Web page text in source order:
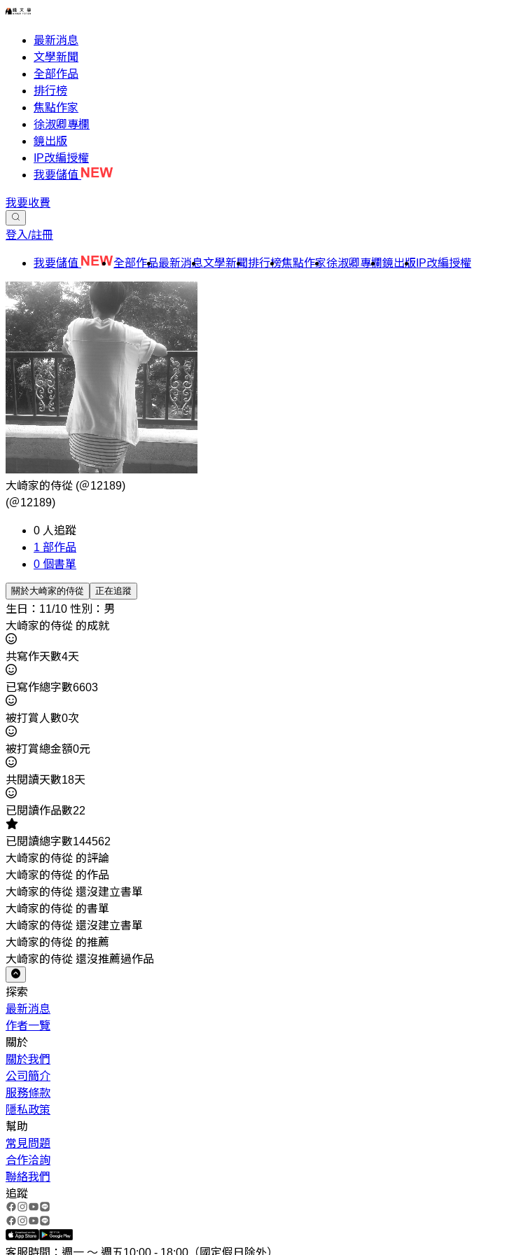
最新消息
文學新聞
全部作品
排行榜
焦點作家
徐淑卿專欄
鏡出版
IP改編授權
我要儲值
我要收費
登入/註冊
我要儲值 全部作品最新消息文學新聞排行榜焦點作家徐淑卿專欄鏡出版 IP改編授權
大崎家的侍從 (＠12189)
(＠12189)
0 人追蹤
1 部作品
0 個書單
關於大崎家的侍從 正在追蹤
生日：11/10 性別：男
大崎家的侍從 的成就
共寫作天數4天
已寫作總字數6603
被打賞人數0次
被打賞總金額0元
共閱讀天數18天
已閱讀作品數22
已閱讀總字數144562
大崎家的侍從 的評論
大崎家的侍從 的作品
大崎家的侍從 還沒建立書單
大崎家的侍從 的書單
大崎家的侍從 還沒建立書單
大崎家的侍從 的推薦
大崎家的侍從 還沒推薦過作品
探索
最新消息
作者一覽
關於
關於我們
公司簡介
服務條款
隱私政策
幫助
常見問題
合作洽詢
聯絡我們
追蹤
客服時間：週一 ～ 週五10:00 - 18:00（國定假日除外）